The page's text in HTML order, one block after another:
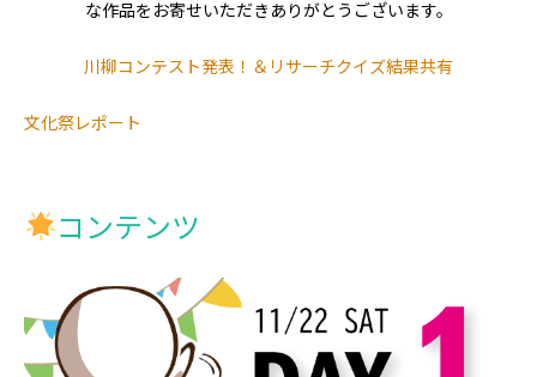
な作品をお寄せいただきありがとうございます。
川柳コンテスト発表！＆リサーチクイズ結果共有
文化祭レポート
コンテンツ